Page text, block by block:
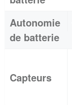
Autonomie
de batterie
Capteurs